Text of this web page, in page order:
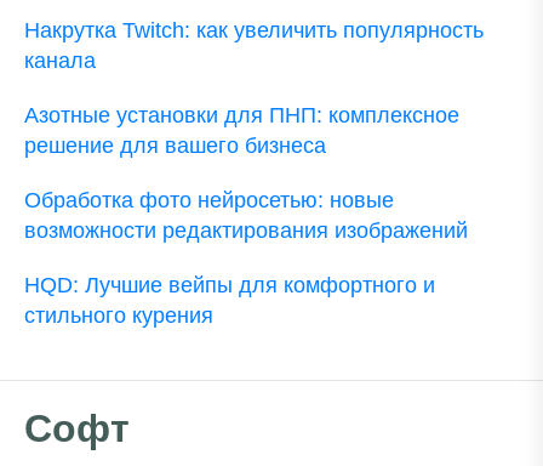
Накрутка Twitch: как увеличить популярность
канала
Азотные установки для ПНП: комплексное
решение для вашего бизнеса
Обработка фото нейросетью: новые
возможности редактирования изображений
HQD: Лучшие вейпы для комфортного и
стильного курения
Софт